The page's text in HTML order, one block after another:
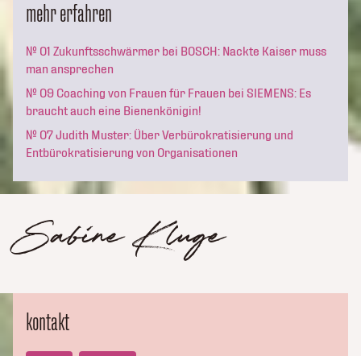
mehr erfahren
№ 01 Zukunftsschwärmer bei BOSCH: Nackte Kaiser muss
man ansprechen
№ 09 Coaching von Frauen für Frauen bei SIEMENS: Es
braucht auch eine Bienenkönigin!
№ 07 Judith Muster: Über Verbürokratisierung und
Entbürokratisierung von Organisationen
Sabine Kluge
kontakt